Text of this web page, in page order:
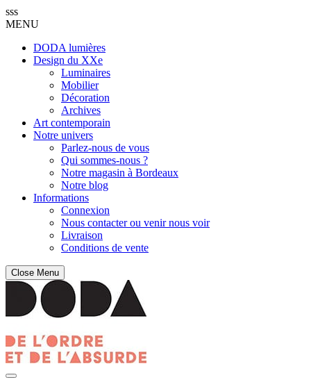
sss
MENU
DODA lumières
Design du XXe
Luminaires
Mobilier
Décoration
Archives
Art contemporain
Notre univers
Parlez-nous de vous
Qui sommes-nous ?
Notre magasin à Bordeaux
Notre blog
Informations
Connexion
Nous contacter ou venir nous voir
Livraison
Conditions de vente
Close Menu